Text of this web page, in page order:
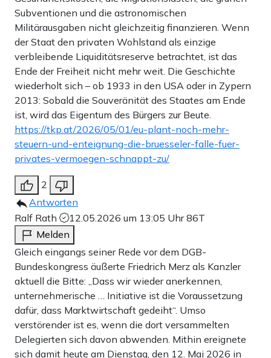
Subventionen und die astronomischen
Militärausgaben nicht gleichzeitig finanzieren. Wenn
der Staat den privaten Wohlstand als einzige
verbleibende Liquiditätsreserve betrachtet, ist das
Ende der Freiheit nicht mehr weit. Die Geschichte
wiederholt sich – ob 1933 in den USA oder in Zypern
2013: Sobald die Souveränität des Staates am Ende
ist, wird das Eigentum des Bürgers zur Beute.
https://tkp.at/2026/05/01/eu-plant-noch-mehr-
steuern-und-enteignung-die-bruesseler-falle-fuer-
privates-vermoegen-schnappt-zu/
2
Antworten
Ralf Rath
12.05.2026 um 13:05 Uhr86T
Melden
Gleich eingangs seiner Rede vor dem DGB-
Bundeskongress äußerte Friedrich Merz als Kanzler
aktuell die Bitte: „Dass wir wieder anerkennen,
unternehmerische … Initiative ist die Voraussetzung
dafür, dass Marktwirtschaft gedeiht“. Umso
verstörender ist es, wenn die dort versammelten
Delegierten sich davon abwenden. Mithin ereignete
sich damit heute am Dienstag, den 12. Mai 2026 in